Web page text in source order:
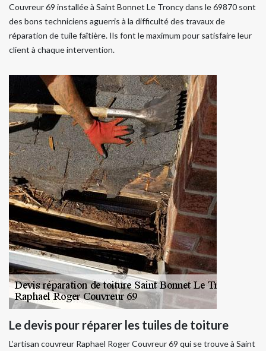
Couvreur 69 installée à Saint Bonnet Le Troncy dans le 69870 sont
des bons techniciens aguerris à la difficulté des travaux de
réparation de tuile faîtière. Ils font le maximum pour satisfaire leur
client à chaque intervention.
Le devis pour réparer les tuiles de toiture
L’artisan couvreur Raphael Roger Couvreur 69 qui se trouve à Saint